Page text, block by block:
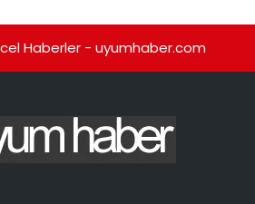
Haberler - uyumhaber.com